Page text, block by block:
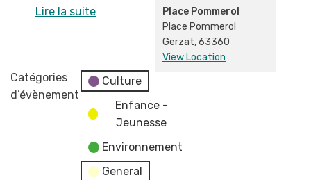
Place Pommerol
Place Pommerol
Gerzat,63360
View Location
Lire la suite
Catégories
d’évènement
Culture
Enfance -
Jeunesse
Environnement
General